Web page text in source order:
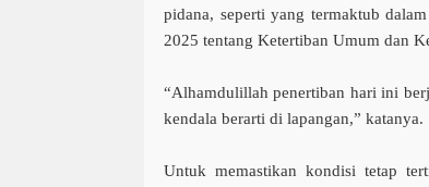
pidana, seperti yang termaktub
2025 tentang Ketertiban Umum dan
“Alhamdulillah penertiban hari ini
kendala berarti di lapangan,” katanya.
Untuk memastikan kondisi tetap